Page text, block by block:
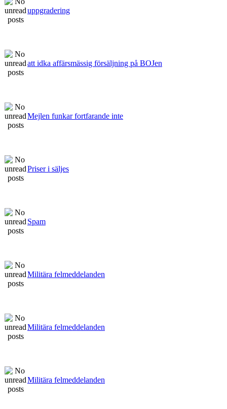
uppgradering
att idka affärsmässig försäljning på BOJen
Mejlen funkar fortfarande inte
Priser i säljes
Spam
Militära felmeddelanden
Militära felmeddelanden
Militära felmeddelanden